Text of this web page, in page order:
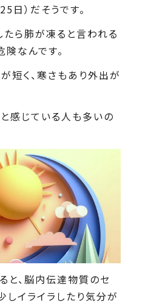
）だそうです。
たら肺が凍ると言われる
なんです。
短く、寒さもあり外出が
感じている人も多いの
と、脳内伝達物質のセ
しイライラしたり気分が